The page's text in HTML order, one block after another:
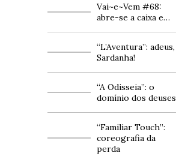
Vai~e~Vem #68:
abre-se a caixa e…
“L’Aventura”: adeus,
Sardanha!
“A Odisseia”: o
domínio dos deuses
“Familiar Touch”:
coreografia da
perda